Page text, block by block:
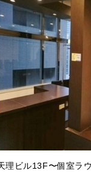
理ビル13F〜個室ラ